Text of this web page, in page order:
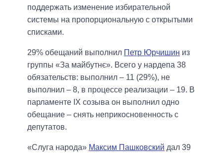
поддержать изменение избирательной
системы на пропорциональную с открытыми
списками.
29% обещаний выполнил Петр Юрчишин из
группы «За майбутнє». Всего у нардепа 38
обязательств: выполнил – 11 (29%), не
выполнил – 8, в процессе реализации – 19. В
парламенте IX созыва он выполнил одно
обещание – снять неприкосновенность с
депутатов.
«Слуга народа» Максим Пашковский дал 39